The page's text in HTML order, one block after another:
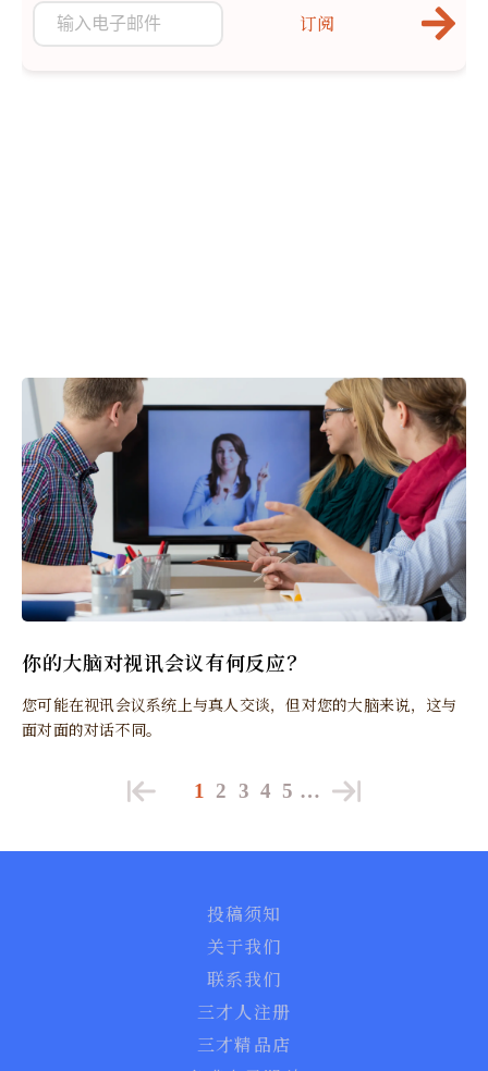
你的大脑对视讯会议有何反应？
您可能在视讯会议系统上与真人交谈，但对您的大脑来说，这与
面对面的对话不同。
订阅
1 2 3 4 5 …
投稿须知
关于我们
联系我们
三才人注册
三才精品店